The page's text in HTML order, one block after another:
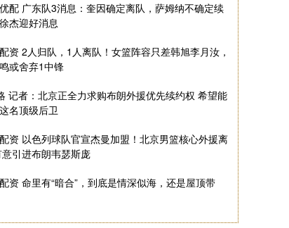
配 广东队3消息：奎因确定离队，萨姆纳不确定续
杰迎好消息
资 2人归队，1人离队！女篮阵容只差韩旭李月汝，
或舍弃1中锋
记者：北京正全力求购布朗外援优先续约权 希望能
名顶级后卫
资 以色列球队官宣杰曼加盟！北京男篮核心外援离
引进布朗韦瑟斯庞
资 命里有“暗合”，到底是情深似海，还是屋顶带